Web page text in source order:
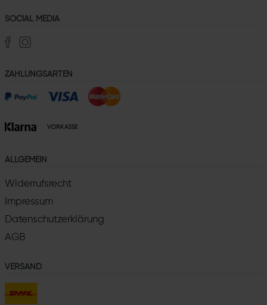
SOCIAL MEDIA
ZAHLUNGSARTEN
ALLGEMEIN
Widerrufsrecht
Impressum
Datenschutzerklärung
AGB
VERSAND